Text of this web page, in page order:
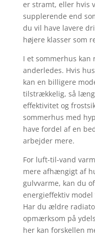
er stramt, eller hvis
supplerende end
du vil have lavere
højere klasser som
I et sommerhus
anderledes. Hvis
kan en billigere
tilstrækkelig, så
effektivitet og
sommerhus med
have fordel af en
arbejder mere.
For luft-til-vand
mere afhængigt af
gulvvarme, kan du
energieffektiv
Har du ældre
opmærksom på
her kan forskellen